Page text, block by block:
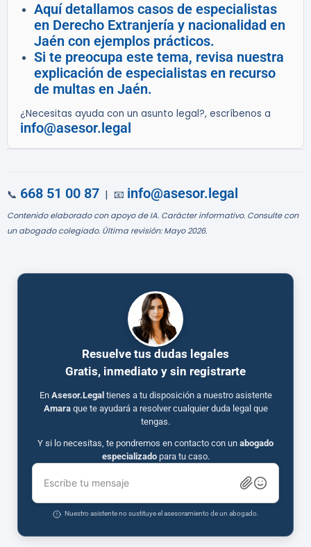
Aquí detallamos casos de especialistas
en Derecho Extranjería y nacionalidad en
Jaén con ejemplos prácticos.
Si te preocupa este tema, revisa nuestra
explicación de especialistas en recurso
de multas en Jaén.
¿Necesitas ayuda con un asunto legal?, escríbenos a
info@asesor.legal
📞 668 51 00 87 | 📧 info@asesor.legal
Contenido elaborado con apoyo de IA. Carácter informativo. Consulte con
un abogado colegiado. Última revisión: Mayo 2026.
Resuelve tus dudas legales
Gratis, inmediato y sin registrarte
En Asesor.Legal tienes a tu disposición a nuestro asistente
Amaraque te ayudará a resolver cualquier duda legal que
tengas.
Y si lo necesitas, te pondremos en contacto con un abogado
especializadopara tu caso.
Escribe tu mensaje
Nuestro asistente no sustituye el asesoramiento de un abogado.